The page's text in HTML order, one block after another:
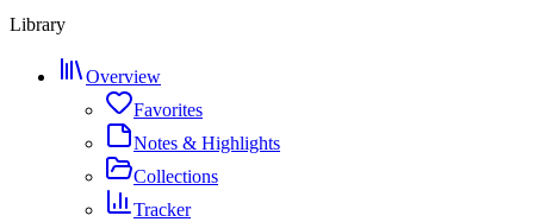
Library
Overview
Favorites
Notes & Highlights
Collections
Tracker